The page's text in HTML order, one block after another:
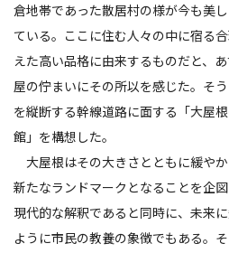
倉地帯であった散居村の様が今も美
ている。ここに住む人々の中に宿る
えた高い品格に由来するものだと、
屋の佇まいにその所以を感じた。そ
を縦断する幹線道路に面する「大屋
館」を構想した。
大屋根はその大きさとともに緩や
新たなランドマークとなることを企
現代的な解釈であると同時に、未来
ように市民の教養の象徴でもある。